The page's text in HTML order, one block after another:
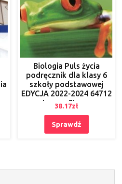
Biologia Puls życia
podręcznik dla klasy 6
szkoły podstawowej
EDYCJA 2022-2024 64712
– Joanna Stawarz
38.17zł
Sprawdź